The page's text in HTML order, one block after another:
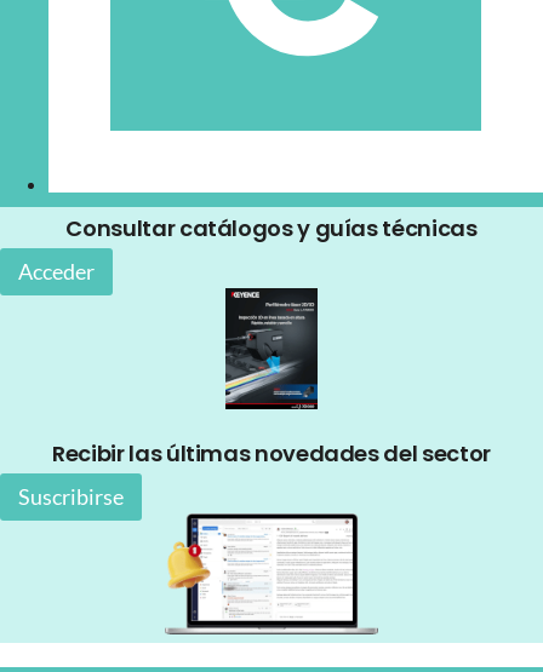
Consultar catálogos y guías técnicas
Acceder
Recibir las últimas novedades del sector
Suscribirse